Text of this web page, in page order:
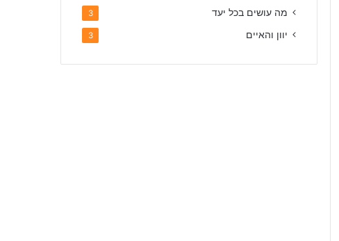
מה עושים בכל יעד 3
יוון והאיים 3